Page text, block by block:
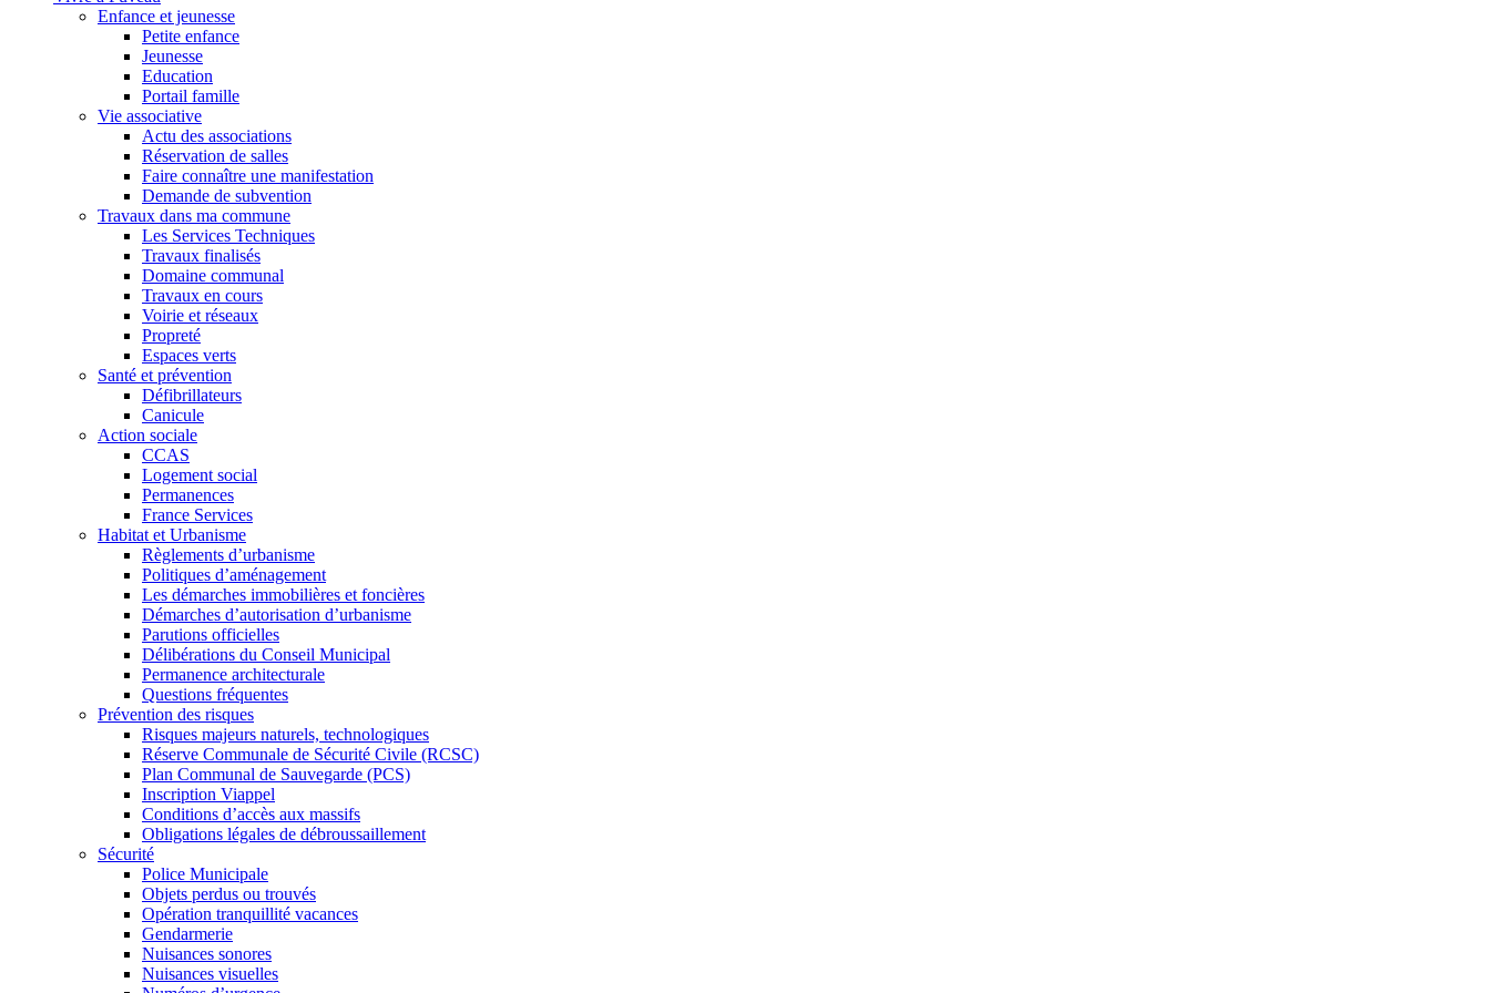
Enfance et jeunesse
Petite enfance
Jeunesse
Education
Portail famille
Vie associative
Actu des associations
Réservation de salles
Faire connaître une manifestation
Demande de subvention
Travaux dans ma commune
Les Services Techniques
Travaux finalisés
Domaine communal
Travaux en cours
Voirie et réseaux
Propreté
Espaces verts
Santé et prévention
Défibrillateurs
Canicule
Action sociale
CCAS
Logement social
Permanences
France Services
Habitat et Urbanisme
Règlements d’urbanisme
Politiques d’aménagement
Les démarches immobilières et foncières
Démarches d’autorisation d’urbanisme
Parutions officielles
Délibérations du Conseil Municipal
Permanence architecturale
Questions fréquentes
Prévention des risques
Risques majeurs naturels, technologiques
Réserve Communale de Sécurité Civile (RCSC)
Plan Communal de Sauvegarde (PCS)
Inscription Viappel
Conditions d’accès aux massifs
Obligations légales de débroussaillement
Sécurité
Police Municipale
Objets perdus ou trouvés
Opération tranquillité vacances
Gendarmerie
Nuisances sonores
Nuisances visuelles